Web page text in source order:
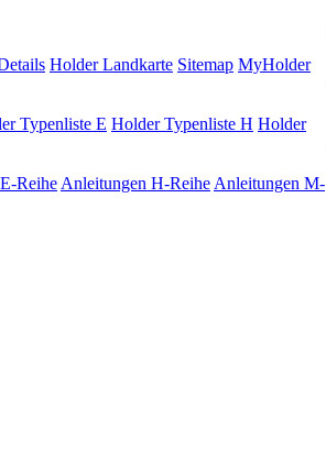
Holder Landkarte Sitemap MyHolder
Typenliste E Holder Typenliste H Holder
Reihe Anleitungen H-Reihe Anleitungen M-